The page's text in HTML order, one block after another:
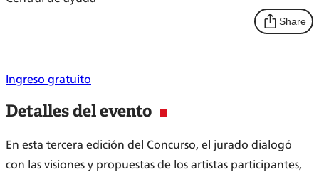
Share
Ingreso gratuito
Detalles del evento
En esta tercera edición del Concurso, el jurado dialogó
con las visiones y propuestas de los artistas participantes,